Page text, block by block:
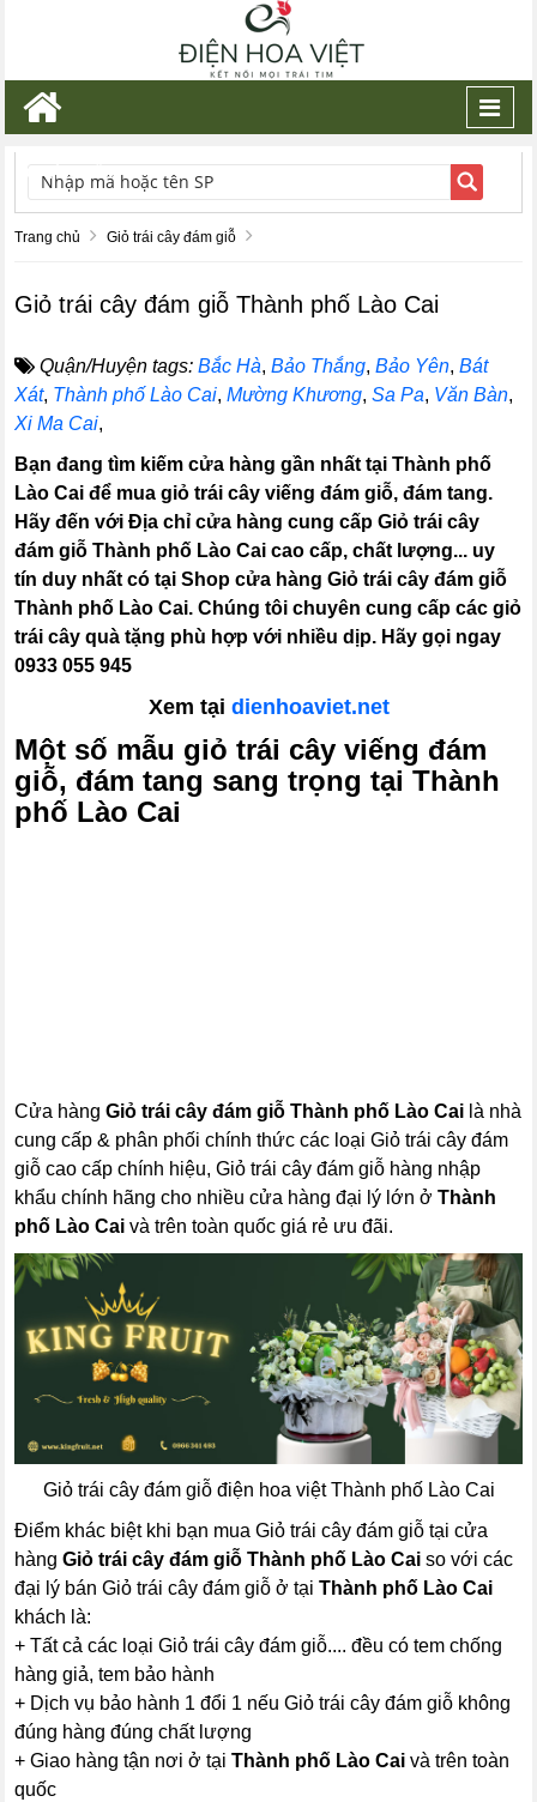
TÌM KIẾM
Trang chủ Giỏ trái cây đám giỗ
Giỏ trái cây đám giỗ Thành phố Lào Cai
Quận/Huyện tags: Bắc Hà,Bảo Thắng,Bảo Yên,Bát
Xát, Thành phố Lào Cai,Mường Khương,Sa Pa, Văn Bàn,
Xi Ma Cai,
Bạn đang tìm kiếm cửa hàng gần nhất tại Thành phố
Lào Cai để mua giỏ trái cây viếng đám giỗ, đám tang.
Hãy đến với Địa chỉ cửa hàng cung cấp Giỏ trái cây
đám giỗ Thành phố Lào Cai cao cấp, chất lượng... uy
tín duy nhất có tại Shop cửa hàng Giỏ trái cây đám giỗ
Thành phố Lào Cai. Chúng tôi chuyên cung cấp các giỏ
trái cây quà tặng phù hợp với nhiều dịp. Hãy gọi ngay
0933 055 945
Xem tại dienhoaviet.net
Một số mẫu giỏ trái cây viếng đám
giỗ, đám tang sang trọng tại Thành
phố Lào Cai
Cửa hàngGiỏ trái cây đám giỗ Thành phố Lào Cai là nhà
cung cấp & phân phối chính thức các loại Giỏ trái cây đám
giỗ cao cấp chính hiệu, Giỏ trái cây đám giỗ hàng nhập
khẩu chính hãng cho nhiều cửa hàng đại lý lớn ởThành
phố Lào Cai và trên toàn quốc giá rẻ ưu đãi.
Giỏ trái cây đám giỗ điện hoa việt Thành phố Lào Cai
Điểm khác biệt khi bạn mua Giỏ trái cây đám giỗ tại cửa
hàngGiỏ trái cây đám giỗ Thành phố Lào Cai so với các
đại lý bán Giỏ trái cây đám giỗ ở tạiThành phố Lào Cai
khách là:
+ Tất cả các loại Giỏ trái cây đám giỗ.... đều có tem chống
hàng giả, tem bảo hành
+ Dịch vụ bảo hành 1 đổi 1 nếu Giỏ trái cây đám giỗ không
đúng hàng đúng chất lượng
+ Giao hàng tận nơi ở tạiThành phố Lào Cai và trên toàn
quốc